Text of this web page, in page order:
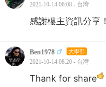
2021-10-14 06:08 - 台灣
感謝樓主資訊分享！
Ben1978 大學部
2021-10-14 08:20 - 台灣
Thank for share